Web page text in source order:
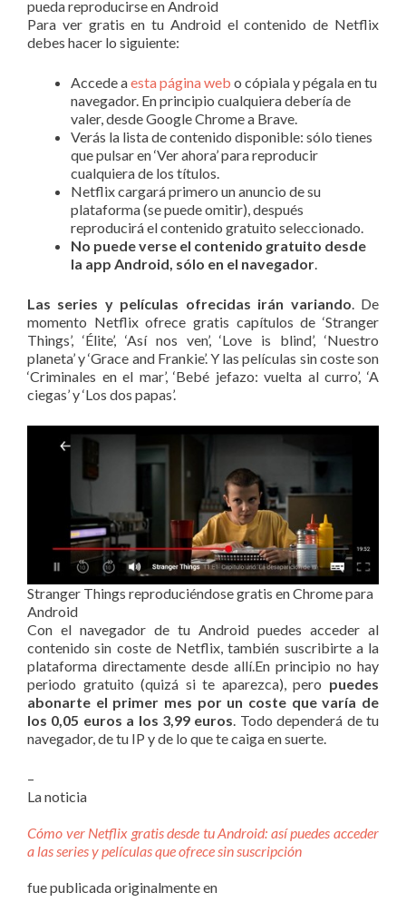
pueda reproducirse en Android
Para ver gratis en tu Android el contenido de Netflix
debes hacer lo siguiente:
Accede aesta página web o cópiala y pégala en tu
navegador. En principio cualquiera debería de
valer, desde Google Chrome a Brave.
Verás la lista de contenido disponible: sólo tienes
que pulsar en ‘Ver ahora’ para reproducir
cualquiera de los títulos.
Netflix cargará primero un anuncio de su
plataforma (se puede omitir), después
reproducirá el contenido gratuito seleccionado.
No puede verse el contenido gratuito desde
la app Android, sólo en el navegador
Las series y películas ofrecidas irán variando . De
momento Netflix ofrece gratis capítulos de ‘Stranger
Things’, ‘Élite’, ‘Así nos ven’, ‘Love is blind’, ‘Nuestro
planeta’ y ‘Grace and Frankie’. Y las películas sin coste son
‘Criminales en el mar’, ‘Bebé jefazo: vuelta al curro’, ‘A
ciegas’ y ‘Los dos papas’.
Stranger Things reproduciéndose gratis en Chrome para
Android
Con el navegador de tu Android puedes acceder al
contenido sin coste de Netflix, también suscribirte a la
plataforma directamente desde allí.En principio no hay
periodo gratuito (quizá si te aparezca), pero puedes
abonarte el primer mes por un coste que varía de
los 0,05 euros a los 3,99 euros . Todo dependerá de tu
navegador, de tu IP y de lo que te caiga en suerte.
–
La noticia
Cómo ver Netflix gratis desde tu Android: así puedes acceder
a las series y películas que ofrece sin suscripción
fue publicada originalmente en